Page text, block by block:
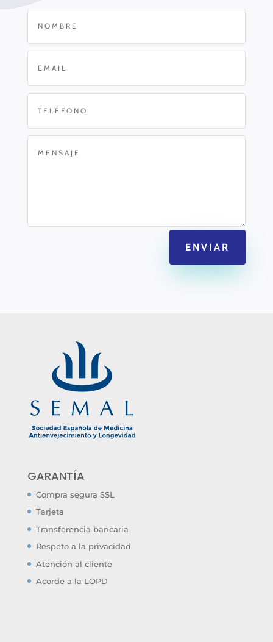
ENVIAR
GARANTÍA
Compra segura SSL
Tarjeta
Transferencia bancaria
Respeto a la privacidad
Atención al cliente
Acorde a la LOPD